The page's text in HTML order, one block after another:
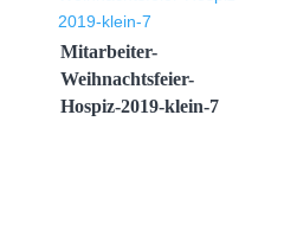
Mitarbeiter-
Weihnachtsfeier-
Hospiz-2019-klein-7